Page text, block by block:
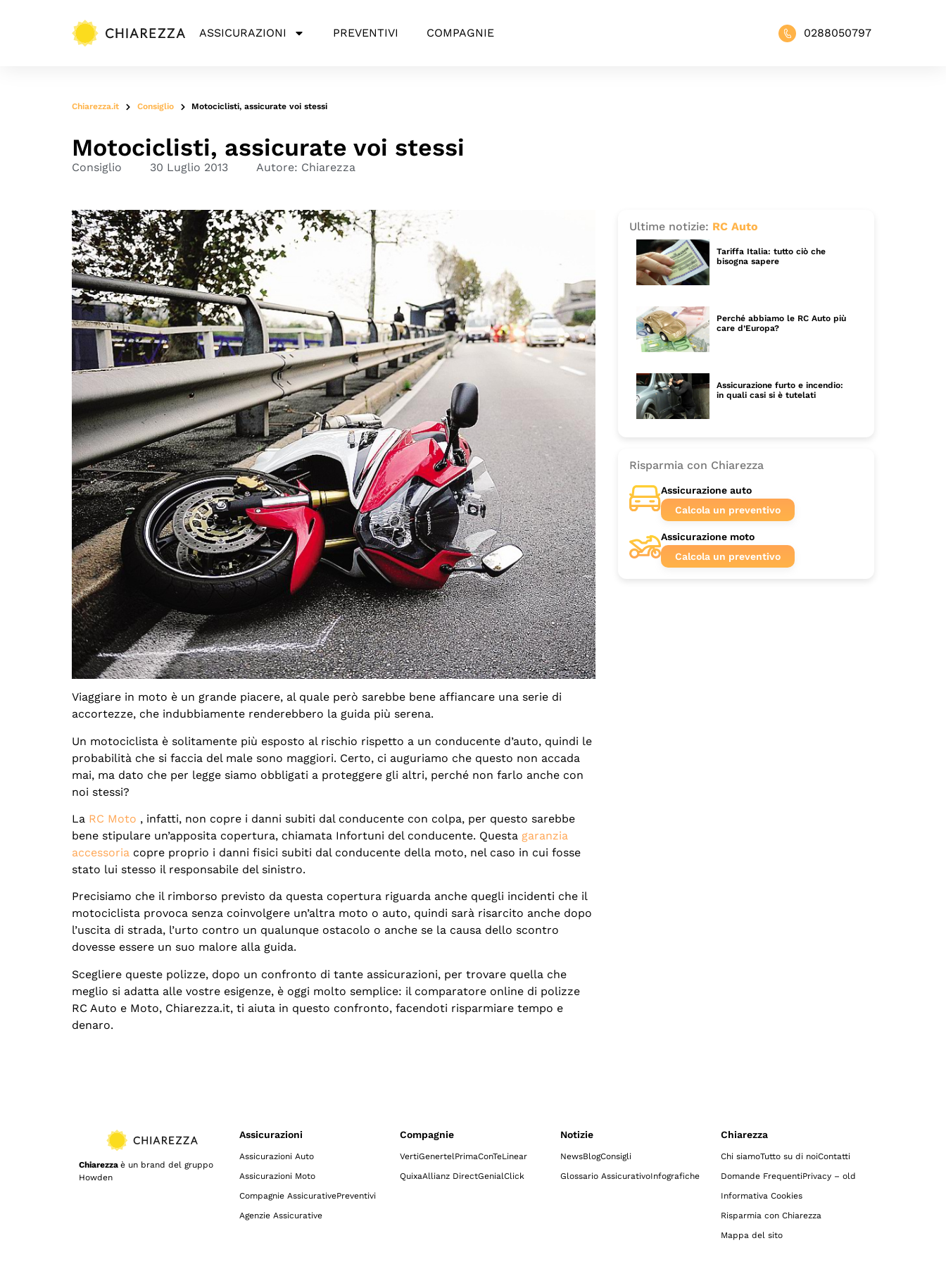
ASSICURAZIONI PREVENTIVI COMPAGNIE 0288050797
Chiarezza.it Consiglio Motociclisti, assicurate voi stessi
Motociclisti, assicurate voi stessi
Consiglio 30 Luglio 2013 Autore: Chiarezza
Viaggiare in moto è un grande piacere, al quale però sarebbe bene affiancare una serie di
accortezze, che indubbiamente renderebbero la guida più serena.
Un motociclista è solitamente più esposto al rischio rispetto a un conducente d’auto, quindi le
probabilità che si faccia del male sono maggiori. Certo, ci auguriamo che questo non accada
mai, ma dato che per legge siamo obbligati a proteggere gli altri, perché non farlo anche con
noi stessi?
La RC Moto , infatti, non copre i danni subiti dal conducente con colpa, per questo sarebbe
bene stipulare un’apposita copertura, chiamata Infortuni del conducente. Questa garanzia
accessoria copre proprio i danni fisici subiti dal conducente della moto, nel caso in cui fosse
stato lui stesso il responsabile del sinistro.
Precisiamo che il rimborso previsto da questa copertura riguarda anche quegli incidenti che il
motociclista provoca senza coinvolgere un’altra moto o auto, quindi sarà risarcito anche dopo
l’uscita di strada, l’urto contro un qualunque ostacolo o anche se la causa dello scontro
dovesse essere un suo malore alla guida.
Scegliere queste polizze, dopo un confronto di tante assicurazioni, per trovare quella che
meglio si adatta alle vostre esigenze, è oggi molto semplice: il comparatore online di polizze
RC Auto e Moto, Chiarezza.it, ti aiuta in questo confronto, facendoti risparmiare tempo e
denaro.
Ultime notizie: RC Auto
Tariffa Italia: tutto ciò che
bisogna sapere
Perché abbiamo le RC Auto più
care d’Europa?
Assicurazione furto e incendio:
in quali casi si è tutelati
Risparmia con Chiarezza
Assicurazione auto
Calcola un preventivo
Assicurazione moto
Calcola un preventivo
Chiarezza è un brand del gruppo
Howden
Assicurazioni
Assicurazioni Auto
Assicurazioni Moto
Compagnie AssicurativePreventivi
Agenzie Assicurative
Compagnie
VertiGenertelPrimaConTeLinear
QuixaAllianz DirectGenialClick
Notizie
NewsBlogConsigli
Glossario AssicurativoInfografiche
Chiarezza
Chi siamoTutto su di noiContatti
Domande FrequentiPrivacy – old
Informativa Cookies
Risparmia con Chiarezza
Mappa del sito